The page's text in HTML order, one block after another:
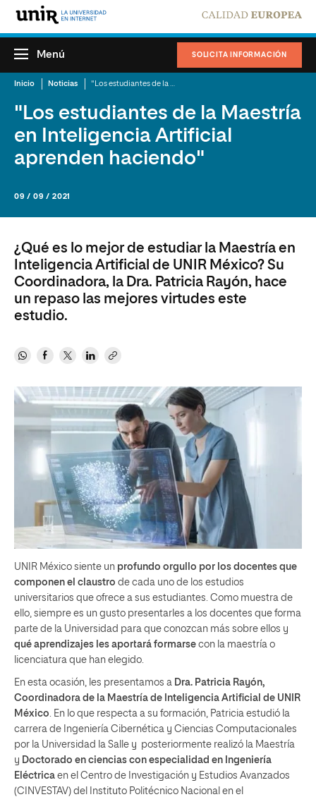
SOLICITA INFORMACIÓN
Menú
Inicio Noticias
"Los estudiantes de la Maestría
en Inteligencia Artificial
aprenden haciendo"
09 / 09 / 2021
¿Qué es lo mejor de estudiar la Maestría en
Inteligencia Artificial de UNIR México? Su
Coordinadora, la Dra. Patricia Rayón, hace
un repaso las mejores virtudes este
estudio.
UNIR México siente un profundo orgullo por los docentes que
componen el claustro de cada uno de los estudios
universitarios que ofrece a sus estudiantes. Como muestra de
ello, siempre es un gusto presentarles a los docentes que forma
parte de la Universidad para que conozcan más sobre ellos y
qué aprendizajes les aportará formarse con la maestría o
licenciatura que han elegido.
En esta ocasión, les presentamos a Dra. Patricia Rayón,
Coordinadora de la Maestría de Inteligencia Artificial de UNIR
México . En lo que respecta a su formación, Patricia estudió la
carrera de Ingeniería Cibernética y Ciencias Computacionales
por la Universidad la Salle y posteriormente realizó la Maestría
y Doctorado en ciencias con especialidad en Ingeniería
Eléctrica en el Centro de Investigación y Estudios Avanzados
(CINVESTAV) del Instituto Politécnico Nacional en el